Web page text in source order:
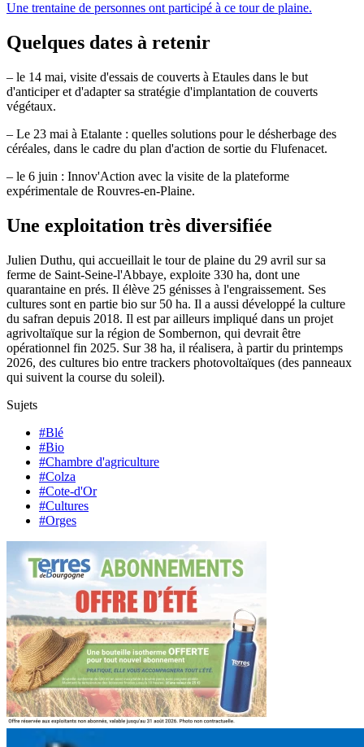
Une trentaine de personnes ont participé à ce tour de plaine.
Quelques dates à retenir
– le 14 mai, visite d'essais de couverts à Etaules dans le but
d'anticiper et d'adapter sa stratégie d'implantation de couverts
végétaux.
– Le 23 mai à Etalante : quelles solutions pour le désherbage des
céréales, dans le cadre du plan d'action de sortie du Flufenacet.
– le 6 juin : Innov'Action avec la visite de la plateforme
expérimentale de Rouvres-en-Plaine.
Une exploitation très diversifiée
Julien Duthu, qui accueillait le tour de plaine du 29 avril sur sa
ferme de Saint-Seine-l'Abbaye, exploite 330 ha, dont une
quarantaine en prés. Il élève 25 génisses à l'engraissement. Ses
cultures sont en partie bio sur 50 ha. Il a aussi développé la culture
du safran depuis 2018. Il est par ailleurs impliqué dans un projet
agrivoltaïque sur la région de Sombernon, qui devrait être
opérationnel fin 2025. Sur 38 ha, il réalisera, à partir du printemps
2026, des cultures bio entre trackers photovoltaïques (des panneaux
qui suivent la course du soleil).
Sujets
#Blé
#Bio
#Chambre d'agriculture
#Colza
#Cote-d'Or
#Cultures
#Orges